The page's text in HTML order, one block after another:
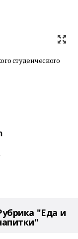
студенческого
"Еда и